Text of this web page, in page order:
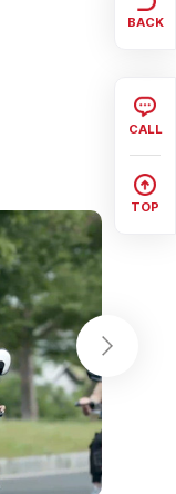
CALL
TOP
BACK